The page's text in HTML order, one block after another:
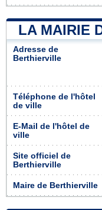
LA MAIRIE
Adresse de
Berthierville
Téléphone de l'hôtel
de ville
E-Mail de l'hôtel de
ville
Site officiel de
Berthierville
Maire de Berthierville